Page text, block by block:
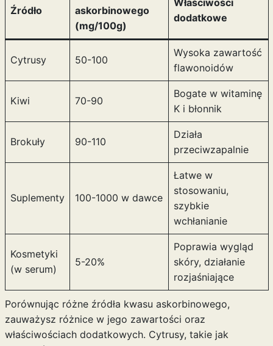
Źródło
askorbinowego
(mg/100g)
Właściwości
dodatkowe
Cytrusy 50-100
Wysoka zawartość
flawonoidów
Kiwi 70-90
Bogate w witaminę
K i błonnik
Brokuły 90-110
Działa
przeciwzapalnie
Suplementy 100-1000 w dawce
Łatwe w
stosowaniu,
szybkie
wchłanianie
Kosmetyki
(w serum)
5-20%
Poprawia wygląd
skóry, działanie
rozjaśniające
Porównując różne źródła kwasu askorbinowego,
zauważysz różnice w jego zawartości oraz
właściwościach dodatkowych. Cytrusy, takie jak